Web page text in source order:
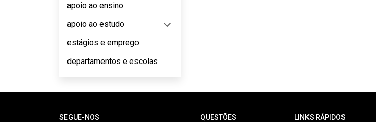
apoio ao ensino
apoio ao estudo
estágios e emprego
departamentos e escolas
SEGUE-NOS QUESTÕES LINKS RÁPIDOS